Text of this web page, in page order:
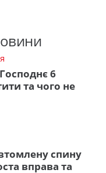
6
та чого не
спину
вправа та